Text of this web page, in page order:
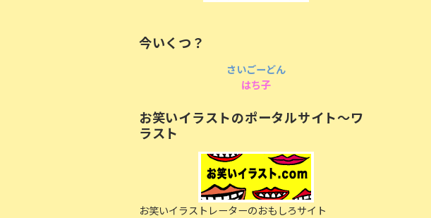
今いくつ？
さいごーどん
はち子
お笑いイラストのポータルサイト〜ワ
ラスト
お笑いイラストレーターのおもしろサイト